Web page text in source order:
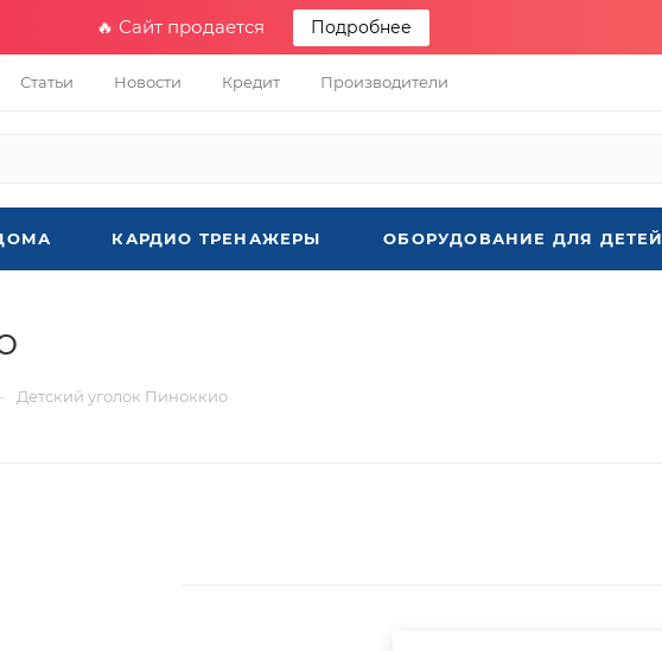
🔥 Сайт продается Подробнее
Статьи Новости Кредит Производители
КАРДИО ТРЕНАЖЕРЫ ОБОРУДОВАНИЕ ДЛЯ ДЕТЕЙ
Детский уголок Пиноккио